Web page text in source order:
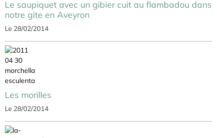
Le saupiquet avec un gibier cuit au flambadou dans
notre gite en Aveyron
Le 28/02/2014
Les morilles
Le 28/02/2014